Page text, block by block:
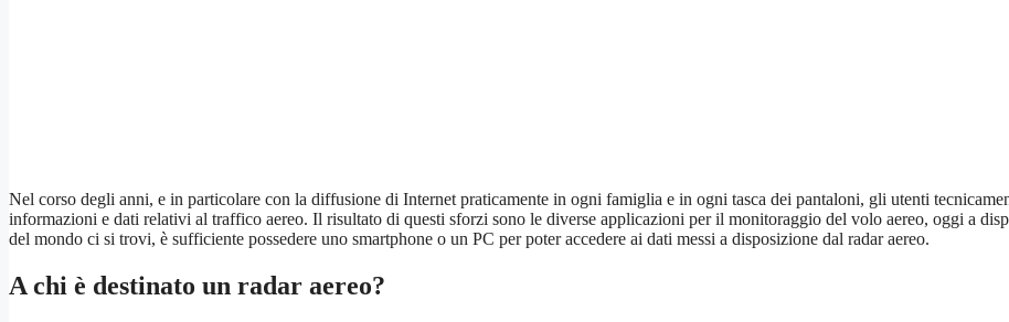
Nel corso degli anni, e in particolare con la diffusione di Internet praticamente in ogni famiglia e in ogni tasca dei pantaloni, gli utenti
informazioni e dati relativi al traffico aereo. Il risultato di questi sforzi sono le diverse applicazioni per il monitoraggio del volo aereo, oggi a
del mondo ci si trovi, è sufficiente possedere uno smartphone o un PC per poter accedere ai dati messi a disposizione dal radar aereo.
A chi è destinato un radar aereo?